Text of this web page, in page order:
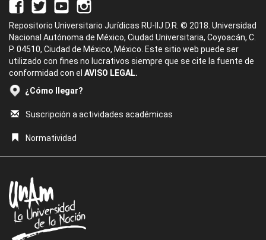
Repositorio Universitario Jurídicas RU-IIJ D.R. © 2018. Universidad
Nacional Autónoma de México, Ciudad Universitaria, Coyoacán, C.
P. 04510, Ciudad de México, México. Este sitio web puede ser
utilizado con fines no lucrativos siempre que se cite la fuente de
conformidad con el AVISO LEGAL.
¿Cómo llegar?
Suscripción a actividades académicas
Normatividad